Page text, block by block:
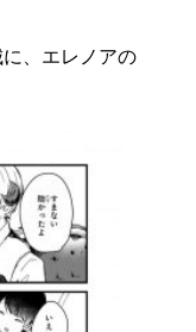
、エレノアの